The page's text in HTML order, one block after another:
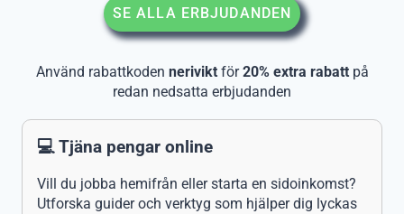
SE ALLA ERBJUDANDEN
Använd rabattkoden neriviktför20% extra rabattpå
redan nedsatta erbjudanden
💻 Tjäna pengar online
Vill du jobba hemifrån eller starta en sidoinkomst?
Utforska guider och verktyg som hjälper dig lyckas